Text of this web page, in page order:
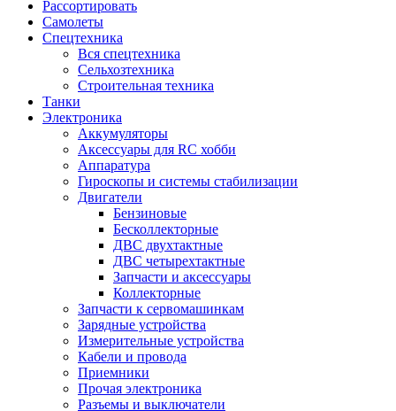
Рассортировать
Самолеты
Спецтехника
Вся спецтехника
Сельхозтехника
Строительная техника
Танки
Электроника
Аккумуляторы
Аксессуары для RC хобби
Аппаратура
Гироскопы и системы стабилизации
Двигатели
Бензиновые
Бесколлекторные
ДВС двухтактные
ДВС четырехтактные
Запчасти и аксессуары
Коллекторные
Запчасти к сервомашинкам
Зарядные устройства
Измерительные устройства
Кабели и провода
Приемники
Прочая электроника
Разъемы и выключатели